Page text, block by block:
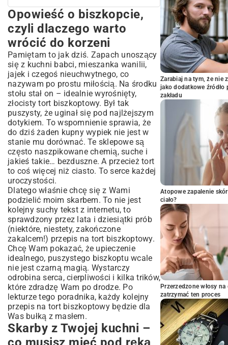
Opowieść o biszkopcie, czyli dlaczego
warto wrócić do korzeni
Skarby z Twojej kuchni – co musisz
mieć pod ręką
Składniki, które tworzą magię:
Narzędzia, które ułatwią Ci życie:
A teraz do dzieła! Jak upiec biszkopt,
który nie opada?
Instrukcja, która poprowadzi Cię za rękę:
Czym przełożyć to cudo? Moje ulubione
kremy
Finał, czyli składamy tort marzeń
Gdy najdzie Cię ochota na wariacje
Co poszło nie tak? Spokojnie, mam na to
radę
Teraz Twoja kolej!
Opowieść o biszkopcie,
czyli dlaczego warto
wrócić do korzeni
Pamiętam to jak dziś. Zapach unoszący
się z kuchni babci, mieszanka wanilii,
jajek i czegoś nieuchwytnego, co
nazywam po prostu miłością. Na środku
stołu stał on – idealnie wyrośnięty,
złocisty tort biszkoptowy. Był tak
puszysty, że uginał się pod najlżejszym
dotykiem. To wspomnienie sprawia, że
do dziś żaden kupny wypiek nie jest w
stanie mu dorównać. Te sklepowe są
często naszpikowane chemią, suche i
jakieś takie… bezduszne. A przecież tort
to coś więcej niż ciasto. To serce każdej
uroczystości.
Dlatego właśnie chcę się z Wami
podzielić moim skarbem. To nie jest
kolejny suchy tekst z internetu, to
sprawdzony przez lata i dziesiątki prób
(niektóre, niestety, zakończone
zakalcem!) przepis na tort biszkoptowy.
Chcę Wam pokazać, że upieczenie
idealnego, puszystego biszkoptu wcale
nie jest czarną magią. Wystarczy
odrobina serca, cierpliwości i kilka trików,
które zdradzę Wam po drodze. Po
lekturze tego poradnika, każdy kolejny
przepis na tort biszkoptowy będzie dla
Was bułką z masłem.
Skarby z Twojej kuchni –
Zarabiaj na tym, że nie
jako dodatkowe
zakładu
Atopowe zapalenie
ciało?
Przerzedzone włosy
zatrzymać ten proces